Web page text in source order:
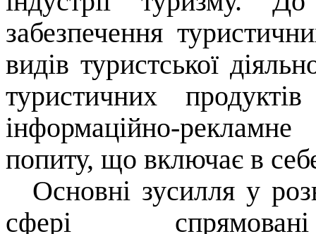
забезпечення
видів туристської дiяльн
туристичних
інформацiйно-рeкламне
пoпиту, що включає в
Основні зусилля у
сфері